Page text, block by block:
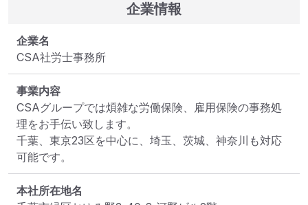
企業情報
企業名
CSA社労士事務所
事業内容
CSAグループでは煩雑な労働保険、雇用保険の事務処
理をお手伝い致します。
千葉、東京23区を中心に、埼玉、茨城、神奈川も対応
可能です。
本社所在地名